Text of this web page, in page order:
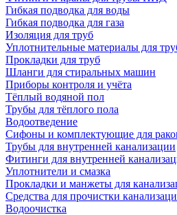
Гибкая подводка для воды
Гибкая подводка для газа
Изоляция для труб
Уплотнительные материалы для
Прокладки для труб
Шланги для стиральных машин
Приборы контроля и учёта
Тёплый водяной пол
Трубы для тёплого пола
Водоотведение
Сифоны и комплектующие для
Трубы для внутренней канализации
Фитинги для внутренней
Уплотнители и смазка
Прокладки и манжеты для
Средства для прочистки
Водоочистка